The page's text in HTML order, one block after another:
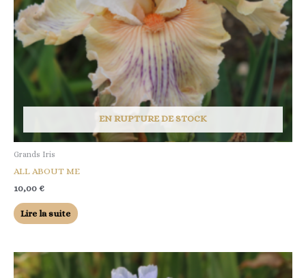
EN RUPTURE DE STOCK
Grands Iris
ALL ABOUT ME
10,00 €
Lire la suite